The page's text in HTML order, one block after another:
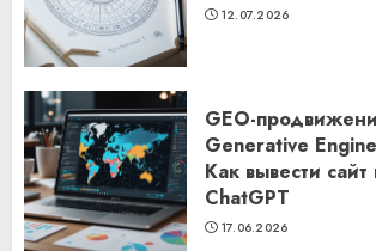
12.07.2026
GEO-
Generative
Как вывести сайт
ChatGPT
17.06.2026